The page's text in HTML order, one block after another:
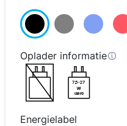
Oplader informatie
7,5-27
W
USB PD
Energielabel